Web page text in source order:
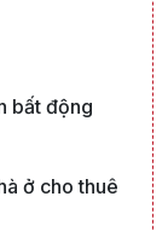
bất động
ở cho thuê